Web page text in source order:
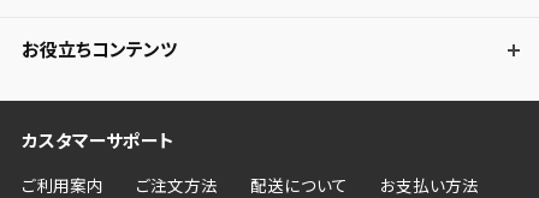
お役立ちコンテンツ
カスタマーサポート
ご利用案内 ご注文方法 配送について お支払い方法